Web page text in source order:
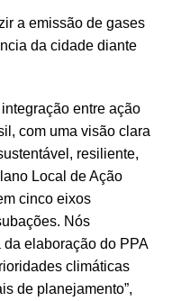
a emissão de gases
da cidade diante
entre ação
com uma visão clara
resiliente,
Local de Ação
cinco eixos
Nós
elaboração do PPA
climáticas
de planejamento”,